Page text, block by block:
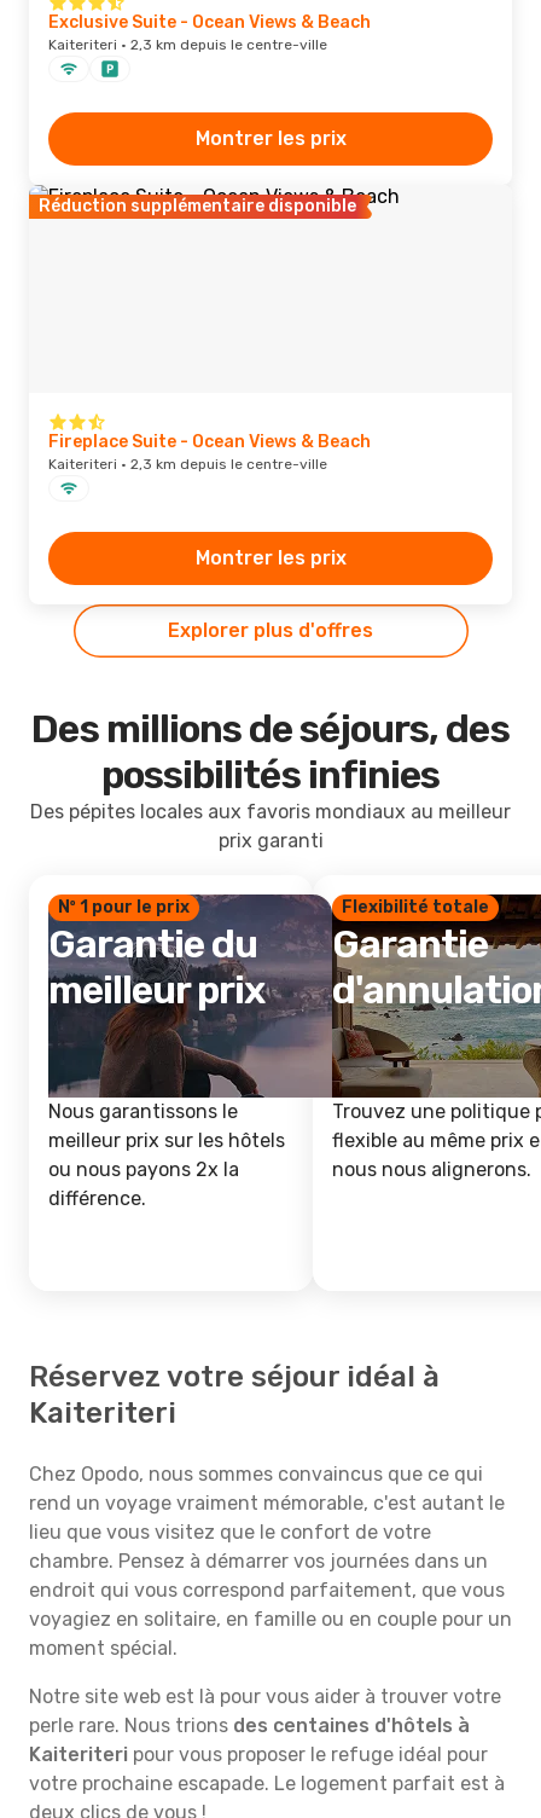
Exclusive Suite - Ocean Views & Beach
Kaiteriteri · 2,3 km depuis le centre-ville
Montrer les prix
Réduction supplémentaire disponible
Fireplace Suite - Ocean Views & Beach
Kaiteriteri · 2,3 km depuis le centre-ville
Montrer les prix
Explorer plus d'offres
Des millions de séjours, des
possibilités infinies
Des pépites locales aux favoris mondiaux au meilleur
prix garanti
Nº 1 pour le prix
Garantie du
meilleur prix
Nous garantissons le
meilleur prix sur les hôtels
ou nous payons 2x la
différence.
Flexibilité totale
Garantie
Trouvez une politique
flexible au même prix
nous nous alignerons.
Réservez votre séjour idéal à
Kaiteriteri
Chez Opodo, nous sommes convaincus que ce qui
rend un voyage vraiment mémorable, c'est autant le
lieu que vous visitez que le confort de votre
chambre. Pensez à démarrer vos journées dans un
endroit qui vous correspond parfaitement, que vous
voyagiez en solitaire, en famille ou en couple pour un
moment spécial.
Notre site web est là pour vous aider à trouver votre
perle rare. Nous trions des centaines d'hôtels à
Kaiteriteri pour vous proposer le refuge idéal pour
votre prochaine escapade. Le logement parfait est à
deux clics de vous !